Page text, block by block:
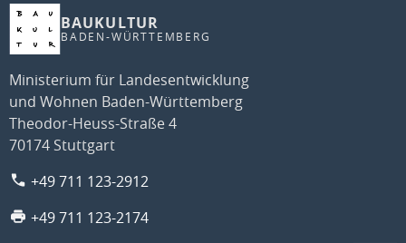
BAUKULTUR
BADEN-WÜRTTEMBERG
Ministerium für Landesentwicklung
und Wohnen Baden-Württemberg
Theodor-Heuss-Straße 4
70174 Stuttgart
+49 711 123-2912
+49 711 123-2174